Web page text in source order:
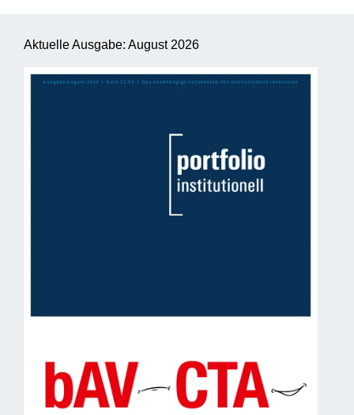
Aktuelle Ausgabe: August 2026